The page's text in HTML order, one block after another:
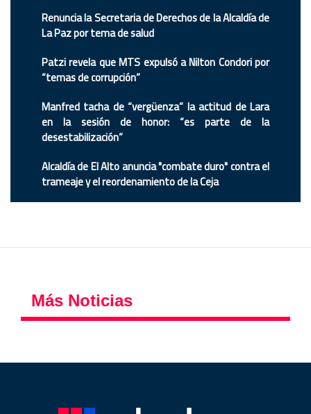
Renuncia la Secretaria de Derechos de la Alcaldía de
La Paz por tema de salud
Patzi revela que MTS expulsó a Nilton Condori por
“temas de corrupción”
Manfred tacha de “vergüenza” la actitud de Lara
en la sesión de honor: “es parte de la
desestabilización”
Alcaldía de El Alto anuncia "combate duro" contra el
trameaje y el reordenamiento de la Ceja
Más Noticias